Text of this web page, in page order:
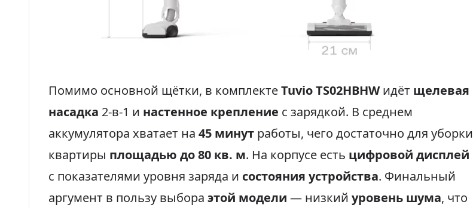
Помимо основной щётки, в комплектеTuvio TS02HBHWидёт щелевая
насадка 2-в-1 и настенное крепление с зарядкой. В среднем
аккумулятора хватает на 45 минут работы, чего достаточно для уборки
квартиры площадью до 80 кв. м. На корпусе есть цифровой дисплей
с показателями уровня заряда и состояния устройства. Финальный
аргумент в пользу выбора этой модели — низкий уровень шума, что